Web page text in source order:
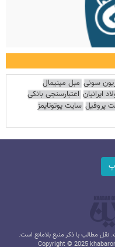
سونی مبل مینیمال
ایرانیان اعتبارسنجی بانکی
پروفیل سایت یوتوتایمز
مطالب با ذکر منبع بلامانع است.
Copyright © 2025